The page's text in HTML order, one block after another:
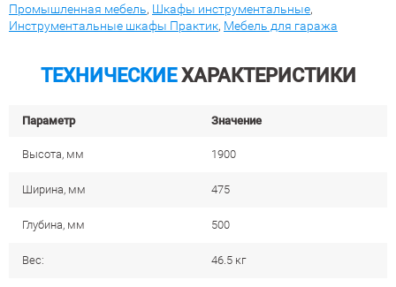
Промышленная мебель, Шкафы инструментальные,
Инструментальные шкафы Практик, Мебель для гаража
ТЕХНИЧЕСКИЕХАРАКТЕРИСТИКИ
Параметр Значение
Высота, мм 1900
Ширина, мм 475
Глубина, мм 500
Вес: 46.5 кг